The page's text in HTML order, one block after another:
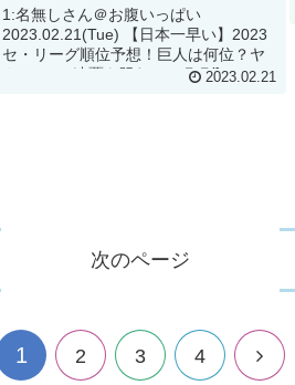
1:名無しさん＠お腹いっぱい
2023.02.21(Tue) 【日本一早い】2023
セ・リーグ順位予想！巨人は何位？ヤ
クルトの3連覇を阻むのは〇〇⁉︎ラミレ
2023.02.21
次のページ
1 2 3 4